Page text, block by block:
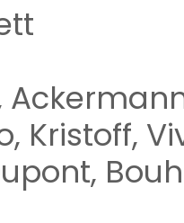
Kristoff,